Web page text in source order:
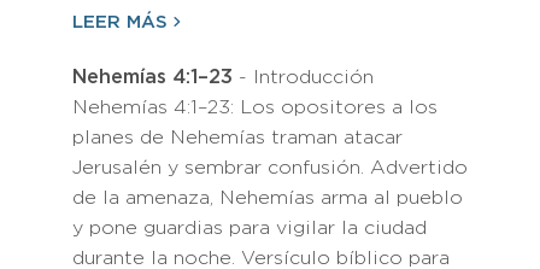
LEER MÁS
Nehemías 4:1–23 - Introducción
Nehemías 4:1–23: Los opositores a los
planes de Nehemías traman atacar
Jerusalén y sembrar confusión. Advertido
de la amenaza, Nehemías arma al pueblo
y pone guardias para vigilar la ciudad
durante la noche. Versículo bíblico para